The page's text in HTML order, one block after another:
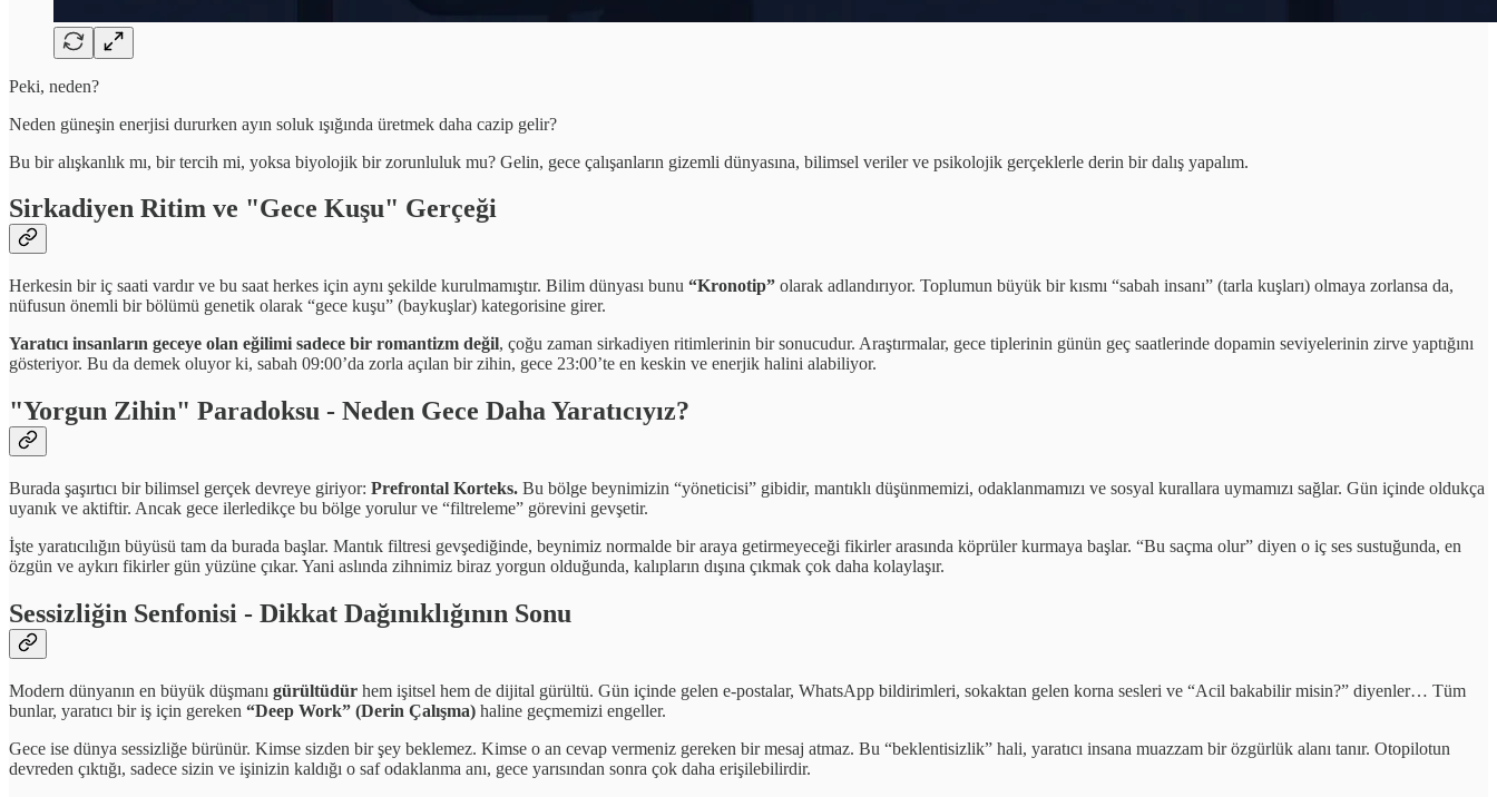
Peki, neden?
Neden güneşin enerjisi dururken ayın soluk ışığında üretmek daha cazip gelir?
Bu bir alışkanlık mı, bir tercih mi, yoksa biyolojik bir zorunluluk mu? Gelin, gece çalışanların gizemli dünyasına, bilimsel veriler ve psikolojik gerçeklerle derin bir dalış yapalım.
Sirkadiyen Ritim ve "Gece Kuşu" Gerçeği
Herkesin bir iç saati vardır ve bu saat herkes için aynı şekilde kurulmamıştır. Bilim dünyası bunu “Kronotip” olarak adlandırıyor. Toplumun büyük bir kısmı “sabah insanı” (tarla kuşları) olmaya zorlansa da,
nüfusun önemli bir bölümü genetik olarak “gece kuşu” (baykuşlar) kategorisine girer.
Yaratıcı insanların geceye olan eğilimi sadece bir romantizm değil, çoğu zaman sirkadiyen ritimlerinin bir sonucudur. Araştırmalar, gece tiplerinin günün geç saatlerinde dopamin seviyelerinin zirve yaptığını
gösteriyor. Bu da demek oluyor ki, sabah 09:00’da zorla açılan bir zihin, gece 23:00’te en keskin ve enerjik halini alabiliyor.
"Yorgun Zihin" Paradoksu - Neden Gece Daha Yaratıcıyız?
Burada şaşırtıcı bir bilimsel gerçek devreye giriyor: Prefrontal Korteks. Bu bölge beynimizin “yöneticisi” gibidir, mantıklı düşünmemizi, odaklanmamızı ve sosyal kurallara uymamızı sağlar. Gün içinde oldukça
uyanık ve aktiftir. Ancak gece ilerledikçe bu bölge yorulur ve “filtreleme” görevini gevşetir.
İşte yaratıcılığın büyüsü tam da burada başlar. Mantık filtresi gevşediğinde, beynimiz normalde bir araya getirmeyeceği fikirler arasında köprüler kurmaya başlar. “Bu saçma olur” diyen o iç ses sustuğunda, en
özgün ve aykırı fikirler gün yüzüne çıkar. Yani aslında zihnimiz biraz yorgun olduğunda, kalıpların dışına çıkmak çok daha kolaylaşır.
Sessizliğin Senfonisi - Dikkat Dağınıklığının Sonu
Modern dünyanın en büyük düşmanı gürültüdür hem işitsel hem de dijital gürültü. Gün içinde gelen e-postalar, WhatsApp bildirimleri, sokaktan gelen korna sesleri ve “Acil bakabilir misin?” diyenler… Tüm
bunlar, yaratıcı bir iş için gereken “Deep Work” (Derin Çalışma) haline geçmemizi engeller.
Gece ise dünya sessizliğe bürünür. Kimse sizden bir şey beklemez. Kimse o an cevap vermeniz gereken bir mesaj atmaz. Bu “beklentisizlik” hali, yaratıcı insana muazzam bir özgürlük alanı tanır. Otopilotun
devreden çıktığı, sadece sizin ve işinizin kaldığı o saf odaklanma anı, gece yarısından sonra çok daha erişilebilirdir.